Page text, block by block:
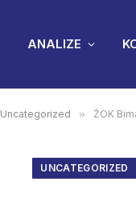
ANALIZE
Uncategorized » ŽOK
UNCATEGORIZED